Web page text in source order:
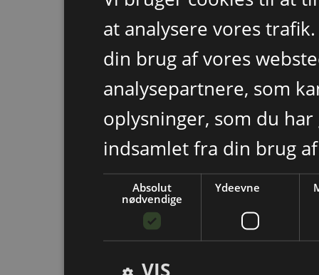
at analysere vores
din brug af vores
analysepartnere, som
oplysninger, som du
indsamlet fra din brug
Absolut
nødvendige
Ydeevne
VIS